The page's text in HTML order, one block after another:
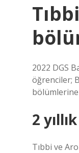
2022 DGS
öğrenciler;
2
Tıbbi ve